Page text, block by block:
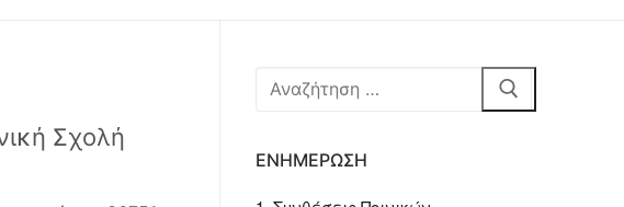
Σχολή
Αναζήτηση
ΕΝΗΜΈΡΩΣΗ